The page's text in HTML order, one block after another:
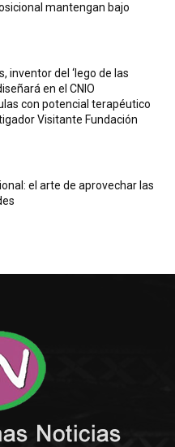
mantengan bajo
inventor del ‘lego de las
en el CNIO
con potencial terapéutico
Visitante Fundación
el arte de aprovechar las